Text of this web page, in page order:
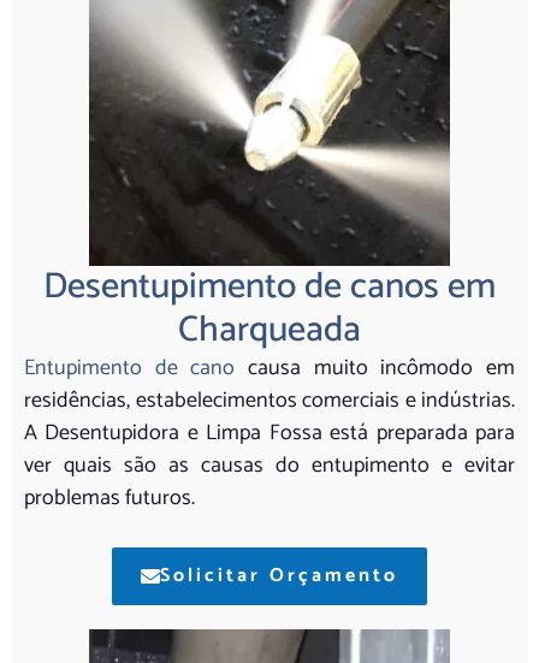
Desentupimento de canos em
Charqueada
Entupimento de cano causa muito incômodo em
residências, estabelecimentos comerciais e indústrias.
A Desentupidora e Limpa Fossa está preparada para
ver quais são as causas do entupimento e evitar
problemas futuros.
Solicitar Orçamento